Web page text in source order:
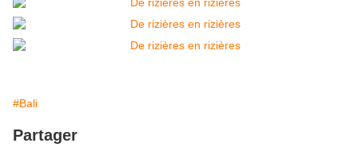
#Bali
Partager